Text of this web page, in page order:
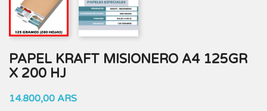
PAPEL KRAFT MISIONERO A4 125GR
X 200 HJ
14.800,00 ARS